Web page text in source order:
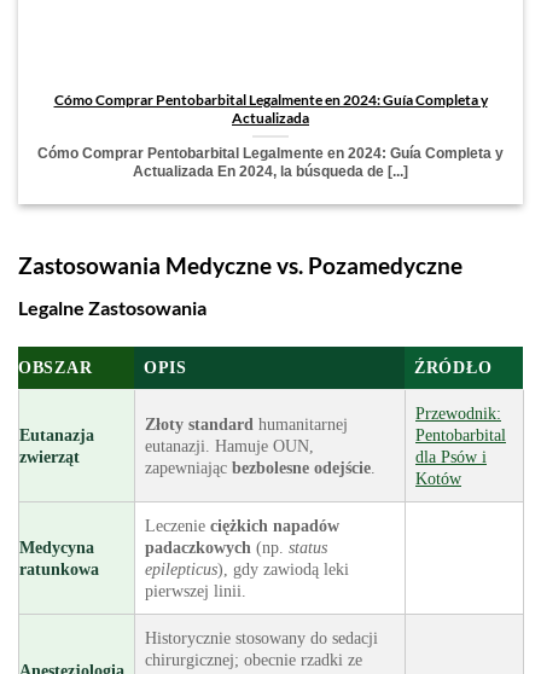
Cómo Comprar Pentobarbital Legalmente en 2024: Guía Completa y
Actualizada
Cómo Comprar Pentobarbital Legalmente en 2024: Guía Completa y
Actualizada En 2024, la búsqueda de [...]
Zastosowania Medyczne vs. Pozamedyczne
Legalne Zastosowania
OBSZAR OPIS ŹRÓDŁO
Eutanazja
zwierząt
Złoty standard humanitarnej
eutanazji. Hamuje OUN,
zapewniając bezbolesne odejście
Przewodnik:
Pentobarbital
dla Psów i
Kotów
Medycyna
ratunkowa
Leczenie ciężkich napadów
padaczkowych (np. status
epilepticus), gdy zawiodą leki
pierwszej linii.
Anestezjologia
Historycznie stosowany do sedacji
chirurgicznej; obecnie rzadki ze